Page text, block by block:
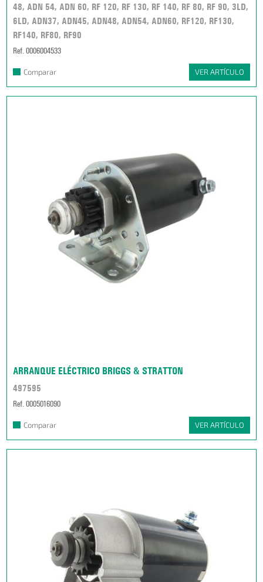
48, ADN 54, ADN 60, RF 120, RF 130, RF 140, RF 80, RF 90, 3LD,
6LD, ADN37, ADN45, ADN48, ADN54, ADN60, RF120, RF130,
RF140, RF80, RF90
Ref. 0006004533
Comparar VER ARTÍCULO
ARRANQUE ELÉCTRICO BRIGGS & STRATTON
497595
Ref. 0005016090
Comparar VER ARTÍCULO